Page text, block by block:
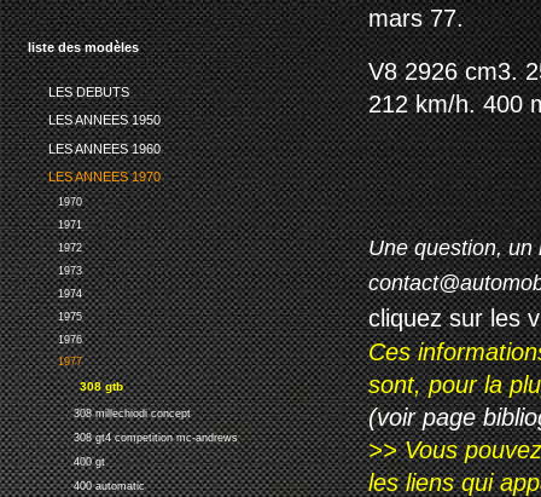
liste des modèles
LES DEBUTS
LES ANNEES 1950
LES ANNEES 1960
LES ANNEES 1970
1970
1971
1972
1973
1974
1975
1976
1977
308 gtb
308 millechiodi concept
308 gt4 competition mc-andrews
400 gt
400 automatic
mars 77.
V8 2926 cm3.
212 km/h. 400
Une question, un
cliquez sur les
Ces
sont, pour la
(voir page
>> Vous
les liens qui